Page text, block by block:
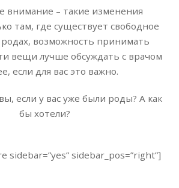
внимание – такие изменения
там, где существует свободное
возможность принимать
вещи лучше обсуждать с врачом
если для вас это важно.
если у вас уже были роды? А как
бы хотели?
sidebar=”yes” sidebar_pos=”right”]